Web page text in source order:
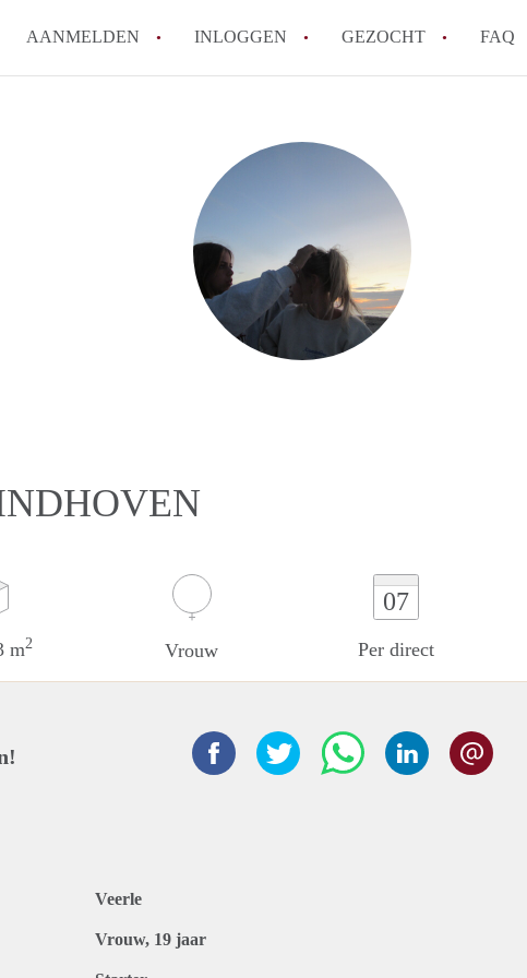
AANMELDEN INLOGGEN GEZOCHT FAQ
How to translate
Wat is HuurwoningenEindhoven?
Hoeveel kost het om te reageren op
Wat is de privacyverklaring van
Berekent HuurwoningenEindhoven
makelaarsvergoeding/
Alle veelgestelde vragen
m2 Vrouw
07
Per direct
Veerle
Vrouw, 19 jaar